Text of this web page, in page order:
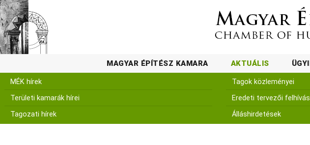
MAGYAR ÉPÍTÉSZ KAMARA AKTUÁLIS
MÉK hírek
Területi kamarák hírei
Tagozati hírek
Tagok közleményei
Eredeti tervezői felhívás
Álláshirdetések